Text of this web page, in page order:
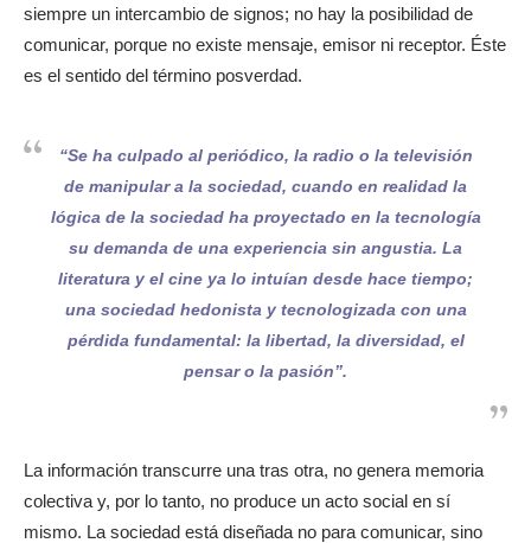
siempre un intercambio de signos; no hay la posibilidad de
comunicar, porque no existe mensaje, emisor ni receptor. Éste
es el sentido del término posverdad.
“Se ha culpado al periódico, la radio o la televisión
de manipular a la sociedad, cuando en realidad la
lógica de la sociedad ha proyectado en la tecnología
su demanda de una experiencia sin angustia. La
literatura y el cine ya lo intuían desde hace tiempo;
una sociedad hedonista y tecnologizada con una
pérdida fundamental: la libertad, la diversidad, el
pensar o la pasión”.
La información transcurre una tras otra, no genera memoria
colectiva y, por lo tanto, no produce un acto social en sí
mismo. La sociedad está diseñada no para comunicar, sino